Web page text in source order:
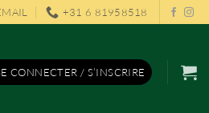
+31 6 81958518
CONNECTER / S’INSCRIRE